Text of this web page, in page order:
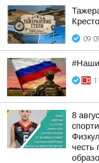
8
честь